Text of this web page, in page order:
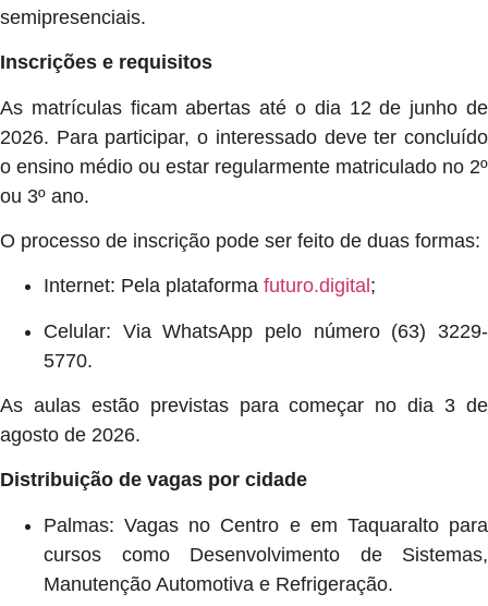
semipresenciais.
Inscrições e requisitos
As matrículas ficam abertas até o dia 12 de junho de
2026. Para participar, o interessado deve ter concluído
o ensino médio ou estar regularmente matriculado no 2º
ou 3º ano.
O processo de inscrição pode ser feito de duas formas:
Internet: Pela plataforma futuro.digital ;
Celular: Via WhatsApp pelo número (63) 3229-
5770.
As aulas estão previstas para começar no dia 3 de
agosto de 2026.
Distribuição de vagas por cidade
Palmas: Vagas no Centro e em Taquaralto para
cursos como Desenvolvimento de Sistemas,
Manutenção Automotiva e Refrigeração.